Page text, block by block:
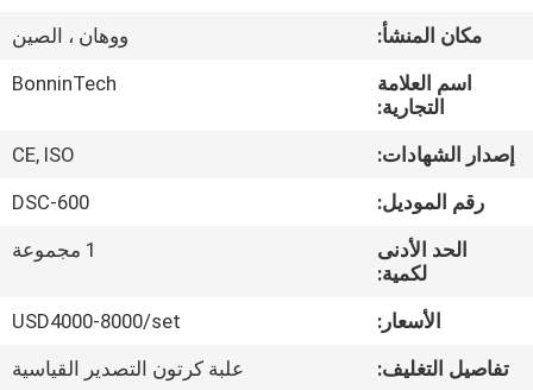
فيديو
معلومات
عنا
جولة
المعمل
Technology
ECER
مكان المنشأ:
ووهان ، الصين
اسم العلامة
التجارية:
BonninTech
إصدار الشهادات:
CE, ISO
رقم الموديل:
DSC-600
الحد الأدنى
لكمية:
1 مجموعة
الأسعار:
USD4000-8000/set
تفاصيل التغليف:
علبة كرتون التصدير القياسية